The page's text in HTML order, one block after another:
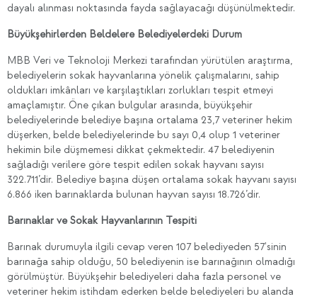
dayalı alınması noktasında fayda sağlayacağı düşünülmektedir.
Büyükşehirlerden Beldelere Belediyelerdeki Durum
MBB Veri ve Teknoloji Merkezi tarafından yürütülen araştırma,
belediyelerin sokak hayvanlarına yönelik çalışmalarını, sahip
oldukları imkânları ve karşılaştıkları zorlukları tespit etmeyi
amaçlamıştır. Öne çıkan bulgular arasında, büyükşehir
belediyelerinde belediye başına ortalama 23,7 veteriner hekim
düşerken, belde belediyelerinde bu sayı 0,4 olup 1 veteriner
hekimin bile düşmemesi dikkat çekmektedir. 47 belediyenin
sağladığı verilere göre tespit edilen sokak hayvanı sayısı
322.711’dir. Belediye başına düşen ortalama sokak hayvanı sayısı
6.866 iken barınaklarda bulunan hayvan sayısı 18.726’dir.
Barınaklar ve Sokak Hayvanlarının Tespiti
Barınak durumuyla ilgili cevap veren 107 belediyeden 57'sinin
barınağa sahip olduğu, 50 belediyenin ise barınağının olmadığı
görülmüştür. Büyükşehir belediyeleri daha fazla personel ve
veteriner hekim istihdam ederken belde belediyeleri bu alanda